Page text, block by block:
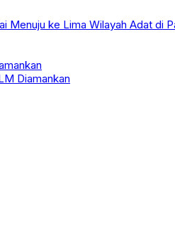
Menuju ke Lima Wilayah Adat di
Diamankan